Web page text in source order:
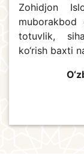
Zohidjon
totuvlik,
ko‘rish baxti